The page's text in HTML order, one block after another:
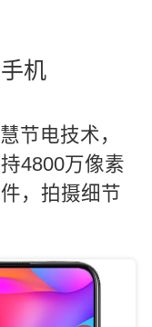
机
节电技术，
4800万像素
，拍摄细节